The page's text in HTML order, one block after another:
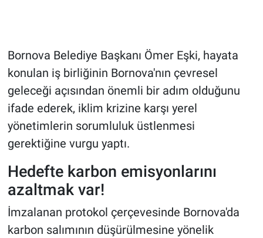
Bornova Belediye Başkanı Ömer Eşki, hayata
konulan iş birliğinin Bornova'nın çevresel
geleceği açısından önemli bir adım olduğunu
ifade ederek, iklim krizine karşı yerel
yönetimlerin sorumluluk üstlenmesi
gerektiğine vurgu yaptı.
Hedefte karbon emisyonlarını
azaltmak var!
İmzalanan protokol çerçevesinde Bornova'da
karbon salımının düşürülmesine yönelik